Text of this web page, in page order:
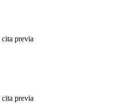
previa
previa